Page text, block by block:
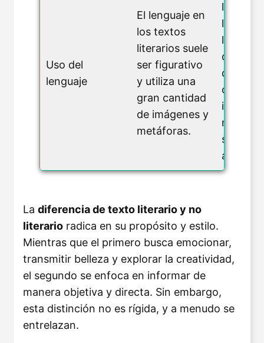
Uso del
lenguaje
El lenguaje en
los textos
literarios suele
ser figurativo
y utiliza una
gran cantidad
de imágenes y
metáforas.
los
literal y
directo,
manera
sin
La diferencia de texto literario y no
literario radica en su propósito y estilo.
Mientras que el primero busca emocionar,
transmitir belleza y explorar la creatividad,
el segundo se enfoca en informar de
manera objetiva y directa. Sin embargo,
esta distinción no es rígida, y a menudo se
entrelazan.